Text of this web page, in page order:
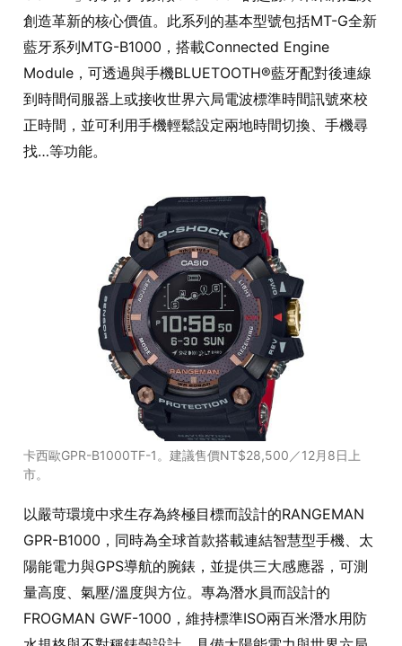
創造革新的核心價值。此系列的基本型號包括MT-G全新
藍牙系列MTG-B1000，搭載Connected Engine
Module，可透過與手機BLUETOOTH®藍牙配對後連線
到時間伺服器上或接收世界六局電波標準時間訊號來校
正時間，並可利用手機輕鬆設定兩地時間切換、手機尋
找…等功能。
卡西歐GPR-B1000TF-1。建議售價NT$28,500／12月8日上
市。
以嚴苛環境中求生存為終極目標而設計的RANGEMAN
GPR-B1000，同時為全球首款搭載連結智慧型手機、太
陽能電力與GPS導航的腕錶，並提供三大感應器，可測
量高度、氣壓/溫度與方位。專為潛水員而設計的
FROGMAN GWF-1000，維持標準ISO兩百米潛水用防